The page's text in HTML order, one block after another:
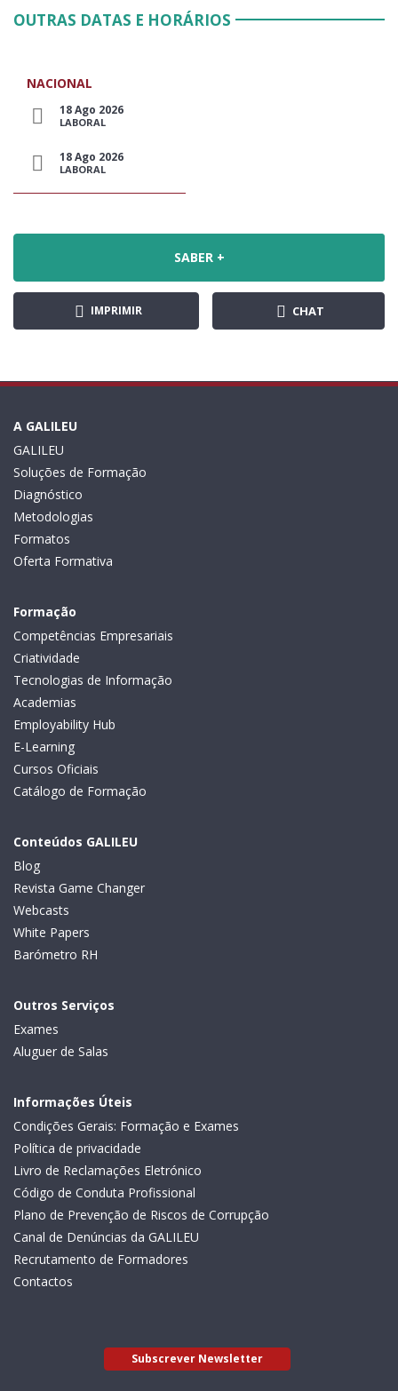
OUTRAS DATAS E HORÁRIOS
NACIONAL
18 Ago 2026
LABORAL
18 Ago 2026
LABORAL
SABER +
IMPRIMIR CHAT
A GALILEU
GALILEU
Soluções de Formação
Diagnóstico
Metodologias
Formatos
Oferta Formativa
Formação
Competências Empresariais
Criatividade
Tecnologias de Informação
Academias
Employability Hub
E-Learning
Cursos Oficiais
Catálogo de Formação
Conteúdos GALILEU
Blog
Revista Game Changer
Webcasts
White Papers
Barómetro RH
Outros Serviços
Exames
Aluguer de Salas
Informações Úteis
Condições Gerais: Formação e Exames
Política de privacidade
Livro de Reclamações Eletrónico
Código de Conduta Profissional
Plano de Prevenção de Riscos de Corrupção
Canal de Denúncias da GALILEU
Recrutamento de Formadores
Contactos
Subscrever Newsletter